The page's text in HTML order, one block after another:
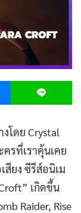
Messenger
โดย Crystal
รที่เราคุ้นเคย
สียง ซีรีส์อนิเม
เกิดขึ้น
Raider, Rise